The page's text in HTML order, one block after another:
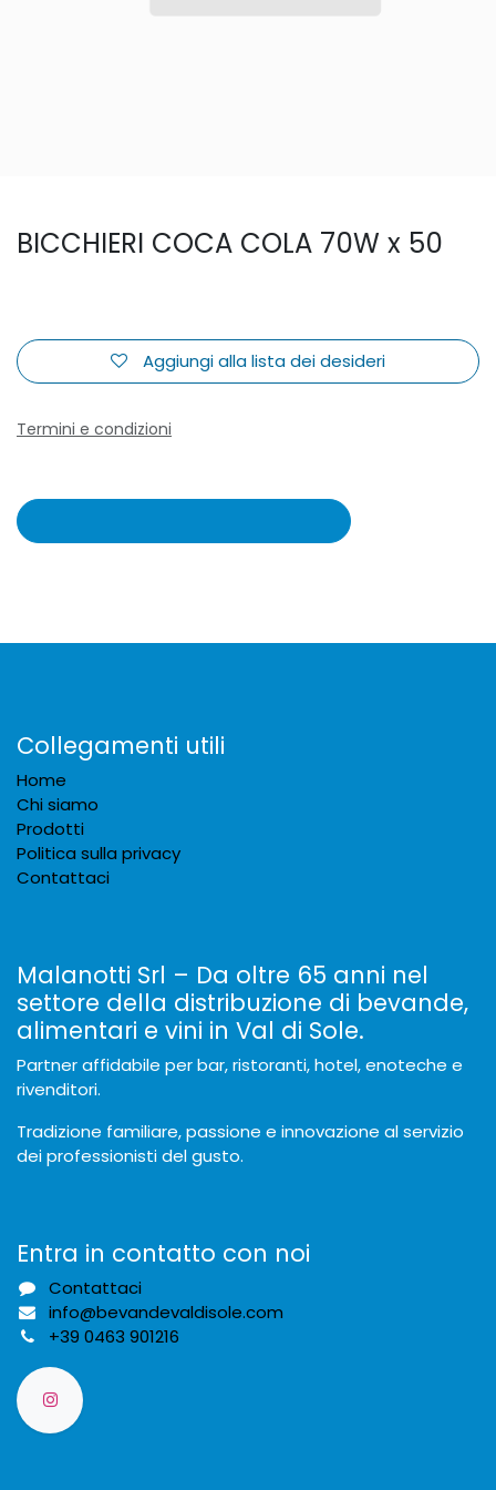
BICCHIERI COCA COLA 70W x 50
Aggiungi alla lista dei desideri
Termini e condizioni
Collegamenti utili
Home
Chi siamo
Prodotti
Politica sulla privacy
Contattaci
Malanotti Srl – Da oltre 65 anni nel
settore della distribuzione di bevande,
alimentari e vini in Val di Sole.
Partner affidabile per bar, ristoranti, hotel, enoteche e
rivenditori.
Tradizione familiare, passione e innovazione al servizio
dei professionisti del gusto.
Entra in contatto con noi
Contattaci
info@bevandevaldisole.com
+39 0463 901216